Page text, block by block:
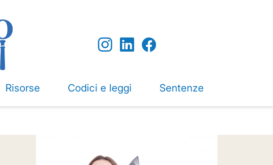
Risorse Codici e leggi Sentenze